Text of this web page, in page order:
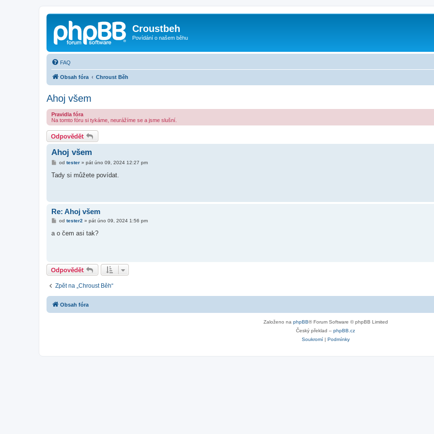
Croustbeh
Povídání o našem běhu
FAQ
Obsah fóra Chroust Běh
Ahoj všem
Pravidla fóra
Na tomto fóru si tykáme, neurážíme se a jsme slušní.
Odpovědět
Ahoj všem
P
í
e
od tester» pát úno 09, 2024 12:27 pm
Tady si můžete povídat.
Re: Ahoj všem
P
í
k
od tester2 » pát úno 09, 2024 1:56 pm
a o čem asi tak?
Odpovědět
Zpět na „Chroust Běh“
Obsah fóra
Založeno na phpBB® Forum Software © phpBB Limited
Český překlad – phpBB.cz
Soukromí| Podmínky